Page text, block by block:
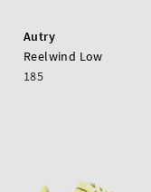
Autry
Reelwind Low
185